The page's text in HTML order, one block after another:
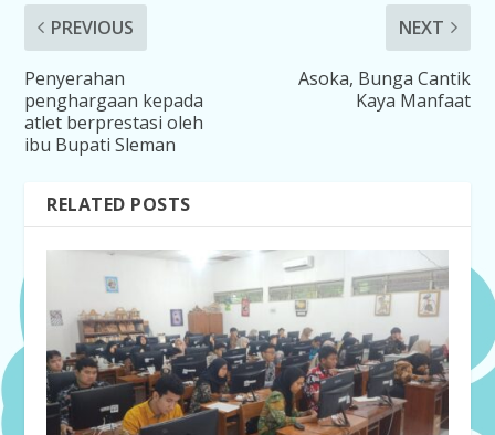
PREVIOUS
Penyerahan
penghargaan kepada
atlet berprestasi oleh
ibu Bupati Sleman
NEXT
Asoka, Bunga Cantik
Kaya Manfaat
RELATED POSTS